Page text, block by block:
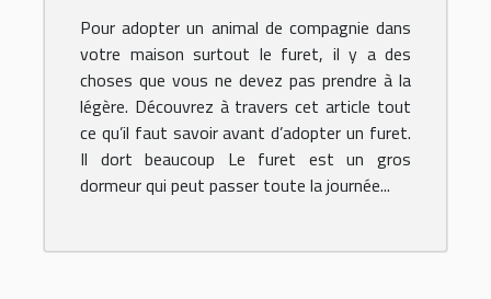
Pour adopter un animal de compagnie dans
votre maison surtout le furet, il y a des
choses que vous ne devez pas prendre à la
légère. Découvrez à travers cet article tout
ce qu’il faut savoir avant d’adopter un furet.
Il dort beaucoup Le furet est un gros
dormeur qui peut passer toute la journée...